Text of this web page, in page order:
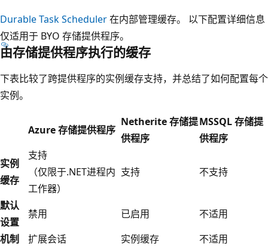
Durable Task Scheduler在内部管理缓存。 以下配置详细信息
仅适用于 BYO 存储提供程序。
由存储提供程序执行的缓存
下表比较了跨提供程序的实例缓存支持，并总结了如何配置每个
实例。
Azure 存储提供程序
Netherite 存储提
供程序
MSSQL 存储提
供程序
实例
缓存
支持
（仅限于.NET进程内
工作器）
支持 不支持
默认
设置
禁用 已启用
不适用
机制
扩展会话 实例缓存
不适用